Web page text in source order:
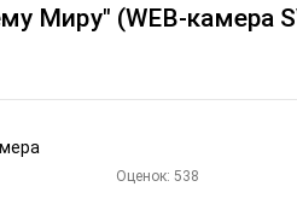
Миру" (WEB-камера
Оценок: 538